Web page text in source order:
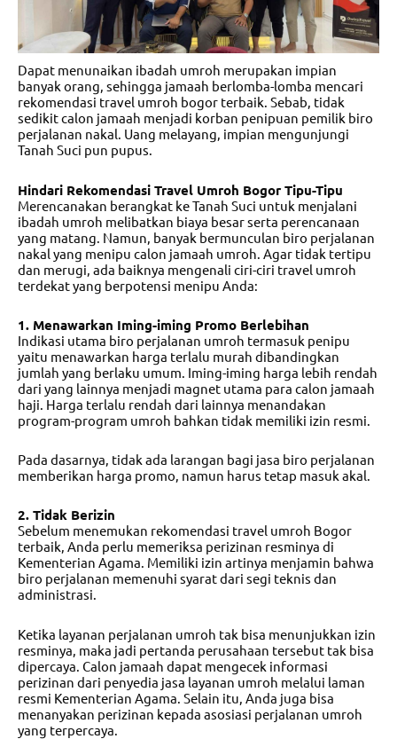
Dapat menunaikan ibadah umroh merupakan impian
banyak orang, sehingga jamaah berlomba-lomba mencari
rekomendasi travel umroh bogor terbaik. Sebab, tidak
sedikit calon jamaah menjadi korban penipuan pemilik biro
perjalanan nakal. Uang melayang, impian mengunjungi
Tanah Suci pun pupus.
Hindari Rekomendasi Travel Umroh Bogor Tipu-Tipu
Merencanakan berangkat ke Tanah Suci untuk menjalani
ibadah umroh melibatkan biaya besar serta perencanaan
yang matang. Namun, banyak bermunculan biro perjalanan
nakal yang menipu calon jamaah umroh. Agar tidak tertipu
dan merugi, ada baiknya mengenali ciri-ciri travel umroh
terdekatyang berpotensi menipu Anda:
1. Menawarkan Iming-iming Promo Berlebihan
Indikasi utama biro perjalanan umroh termasuk penipu
yaitu menawarkan harga terlalu murah dibandingkan
jumlah yang berlaku umum. Iming-iming harga lebih rendah
dari yang lainnya menjadi magnet utama para calon jamaah
haji. Harga terlalu rendah dari lainnya menandakan
program-program umroh bahkan tidak memiliki izin resmi.
Pada dasarnya, tidak ada larangan bagi jasa biro perjalanan
memberikan harga promo, namun harus tetap masuk akal.
2. Tidak Berizin
Sebelum menemukan rekomendasi travel umroh Bogor
terbaik, Anda perlu memeriksa perizinan resminya di
Kementerian Agama. Memiliki izin artinya menjamin bahwa
biro perjalanan memenuhi syarat dari segi teknis dan
administrasi.
Ketika layanan perjalanan umroh tak bisa menunjukkan izin
resminya, maka jadi pertanda perusahaan tersebut tak bisa
dipercaya. Calon jamaah dapat mengecek informasi
perizinan dari penyedia jasa layanan umroh melalui laman
resmi Kementerian Agama. Selain itu, Anda juga bisa
menanyakan perizinan kepada asosiasi perjalanan umroh
yang terpercaya.